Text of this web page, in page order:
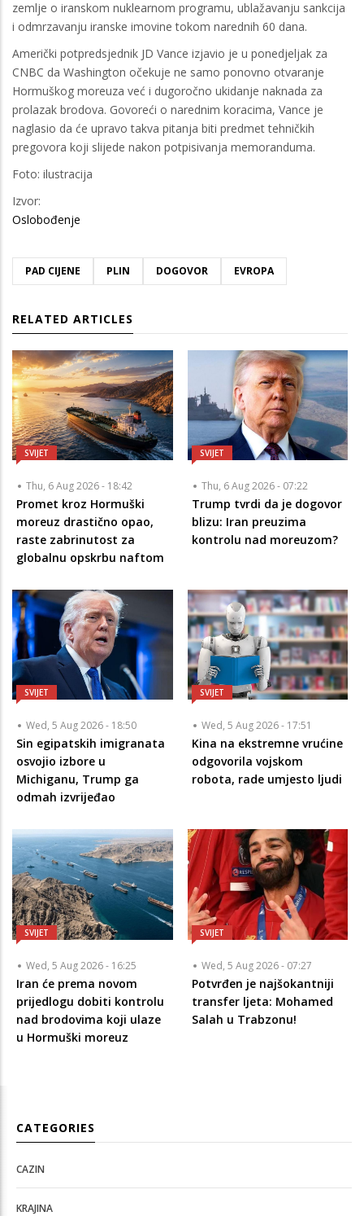
zemlje o iranskom nuklearnom programu, ublažavanju sankcija
i odmrzavanju iranske imovine tokom narednih 60 dana.
Američki potpredsjednik JD Vance izjavio je u ponedjeljak za
CNBC da Washington očekuje ne samo ponovno otvaranje
Hormuškog moreuza već i dugoročno ukidanje naknada za
prolazak brodova. Govoreći o narednim koracima, Vance je
naglasio da će upravo takva pitanja biti predmet tehničkih
pregovora koji slijede nakon potpisivanja memoranduma.
Foto: ilustracija
Izvor:
Oslobođenje
PAD CIJENE PLIN DOGOVOR EVROPA
RELATED ARTICLES
SVIJET
Thu, 6 Aug 2026 - 18:42
Promet kroz Hormuški
moreuz drastično opao,
raste zabrinutost za
globalnu opskrbu naftom
SVIJET
Thu, 6 Aug 2026 - 07:22
Trump tvrdi da je dogovor
blizu: Iran preuzima
kontrolu nad moreuzom?
SVIJET
Wed, 5 Aug 2026 - 18:50
Sin egipatskih imigranata
osvojio izbore u
Michiganu, Trump ga
odmah izvrijeđao
SVIJET
Wed, 5 Aug 2026 - 17:51
Kina na ekstremne vrućine
odgovorila vojskom
robota, rade umjesto ljudi
SVIJET
Wed, 5 Aug 2026 - 16:25
Iran će prema novom
prijedlogu dobiti kontrolu
nad brodovima koji ulaze
u Hormuški moreuz
SVIJET
Wed, 5 Aug 2026 - 07:27
Potvrđen je najšokantniji
transfer ljeta: Mohamed
Salah u Trabzonu!
CATEGORIES
CAZIN
KRAJINA